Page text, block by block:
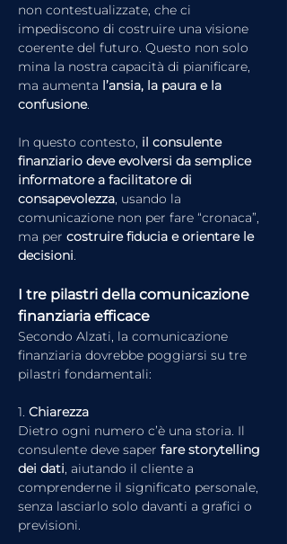
non contestualizzate, che ci
impediscono di costruire una visione
coerente del futuro. Questo non solo
mina la nostra capacità di pianificare,
ma aumenta l’ansia, la paura e la
confusione.
In questo contesto, il consulente
finanziario deve evolversi da semplice
informatore a facilitatore di
consapevolezza , usando la
comunicazione non per fare “cronaca”,
ma per costruire fiducia e orientare le
decisioni
I tre pilastri della comunicazione
finanziaria efficace
Secondo Alzati, la comunicazione
finanziaria dovrebbe poggiarsi su tre
pilastri fondamentali:
1. Chiarezza
Dietro ogni numero c’è una storia. Il
consulente deve saper fare storytelling
dei dati , aiutando il cliente a
comprenderne il significato personale,
senza lasciarlo solo davanti a grafici o
previsioni.